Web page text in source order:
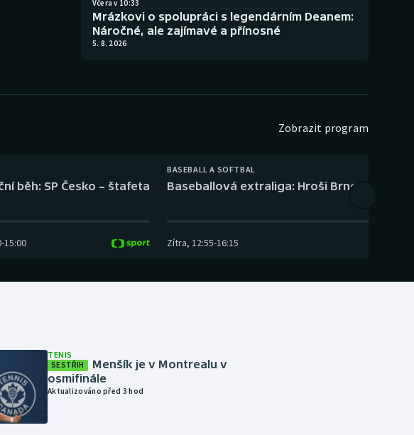
Včera v 10:33
Mrázkovi o spolupráci s legendárním Deanem:
Náročné, ale zajímavé a přínosné
5. 8. 2026
Zobrazit program
běh: SP Česko – štafeta
-15:00
BASEBALL A SOFTBAL
Baseballová extraliga: Hroši Brno – Eagles
Zítra, 12:55-16:15
TENIS
SESTŘIH
Menšík je v Montrealu v
osmifinále
Aktualizováno před 3 hod